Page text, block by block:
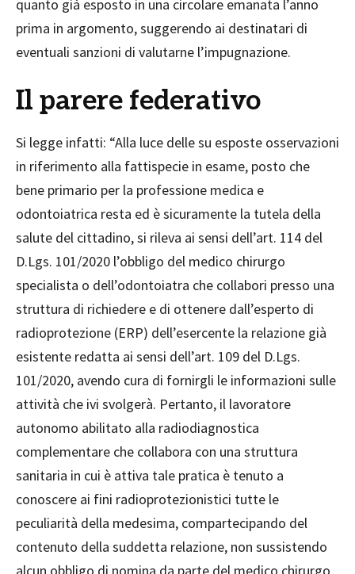
quanto già esposto in una circolare emanata l’anno
prima in argomento, suggerendo ai destinatari di
eventuali sanzioni di valutarne l’impugnazione.
Il parere federativo
Si legge infatti: “Alla luce delle su esposte osservazioni
in riferimento alla fattispecie in esame, posto che
bene primario per la professione medica e
odontoiatrica resta ed è sicuramente la tutela della
salute del cittadino, si rileva ai sensi dell’art. 114 del
D.Lgs. 101/2020 l’obbligo del medico chirurgo
specialista o dell’odontoiatra che collabori presso una
struttura di richiedere e di ottenere dall’esperto di
radioprotezione (ERP) dell’esercente la relazione già
esistente redatta ai sensi dell’art. 109 del D.Lgs.
101/2020, avendo cura di fornirgli le informazioni sulle
attività che ivi svolgerà. Pertanto, il lavoratore
autonomo abilitato alla radiodiagnostica
complementare che collabora con una struttura
sanitaria in cui è attiva tale pratica è tenuto a
conoscere ai fini radioprotezionistici tutte le
peculiarità della medesima, compartecipando del
contenuto della suddetta relazione, non sussistendo